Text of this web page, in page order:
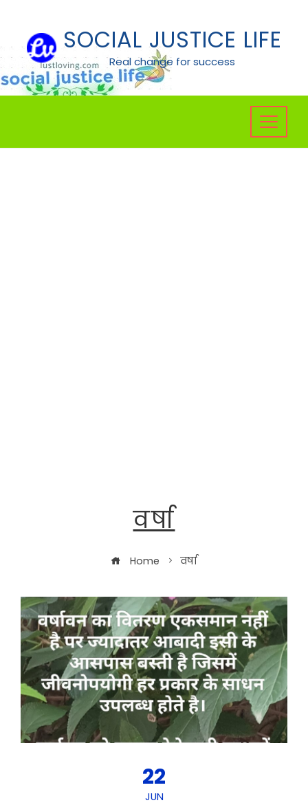
content
SOCIAL JUSTICE LIFE
Real change for success
वर्षा
Home वर्षा
22
JUN